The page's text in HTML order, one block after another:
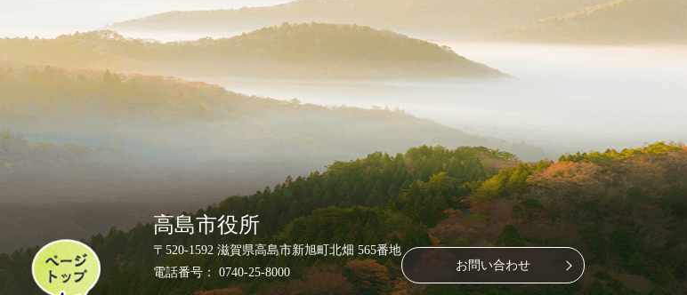
ペ
ー
高島市役所
〒520-1592 滋賀県高島市新旭町北畑 565番地
電話番号： 0740-25-8000
お問い合わせ